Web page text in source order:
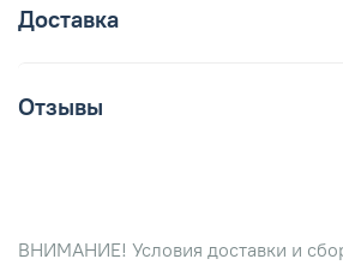
Доставка
Отзывы
ВНИМАНИЕ! Условия доставки и